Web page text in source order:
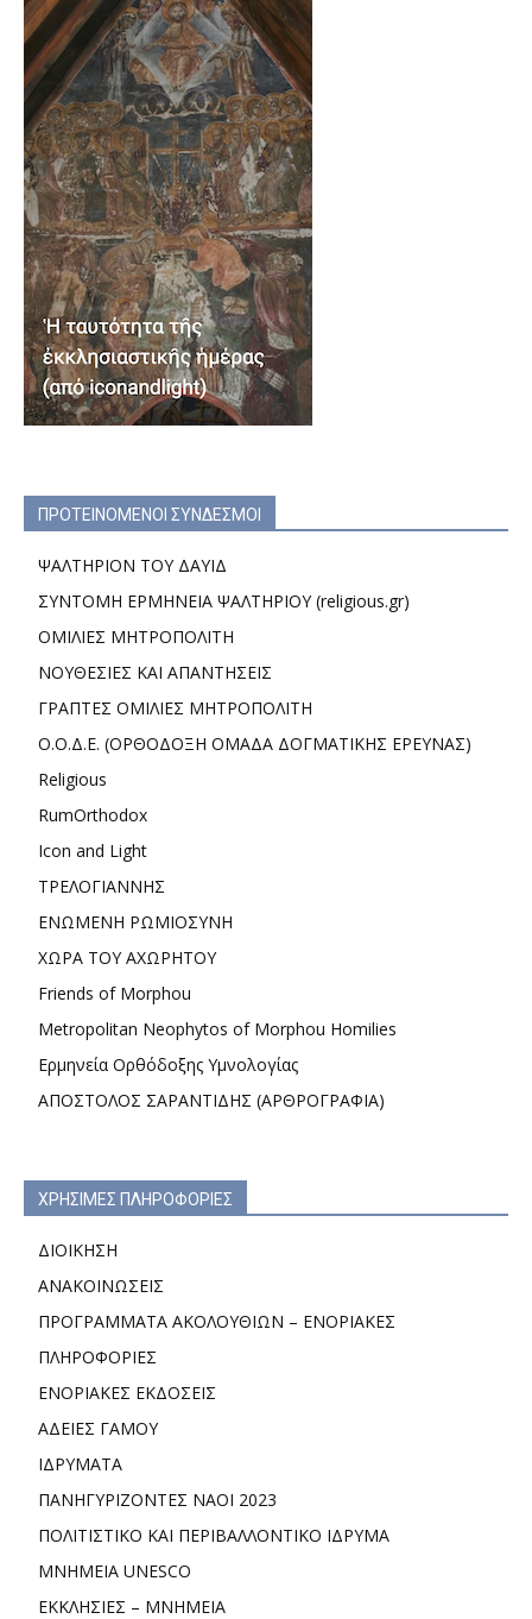
ΠΡΟΤΕΙΝΟΜΕΝΟΙ ΣΥΝΔΕΣΜΟΙ
ΨΑΛΤΗΡΙΟΝ ΤΟΥ ΔΑΥΙΔ
ΣΥΝΤΟΜΗ ΕΡΜΗΝΕΙΑ ΨΑΛΤΗΡΙΟΥ (religious.gr)
ΟΜΙΛΙΕΣ ΜΗΤΡΟΠΟΛΙΤΗ
ΝΟΥΘΕΣΙΕΣ ΚΑΙ ΑΠΑΝΤΗΣΕΙΣ
ΓΡΑΠΤΕΣ ΟΜΙΛΙΕΣ ΜΗΤΡΟΠΟΛΙΤΗ
Ο.Ο.Δ.Ε. (ΟΡΘΟΔΟΞΗ ΟΜΑΔΑ ΔΟΓΜΑΤΙΚΗΣ ΕΡΕΥΝΑΣ)
Religious
RumOrthodox
Icon and Light
ΤΡΕΛΟΓΙΑΝΝΗΣ
ΕΝΩΜΕΝΗ ΡΩΜΙΟΣΥΝΗ
ΧΩΡΑ ΤΟΥ ΑΧΩΡΗΤΟΥ
Friends of Morphou
Metropolitan Neophytos of Morphou Homilies
Ερμηνεία Ορθόδοξης Υμνολογίας
ΑΠΟΣΤΟΛΟΣ ΣΑΡΑΝΤΙΔΗΣ (ΑΡΘΡΟΓΡΑΦΙΑ)
ΧΡΗΣΙΜΕΣ ΠΛΗΡΟΦΟΡΙΕΣ
ΔΙΟΙΚΗΣΗ
ΑΝΑΚΟΙΝΩΣΕΙΣ
ΠΡΟΓΡΑΜΜΑΤΑ ΑΚΟΛΟΥΘΙΩΝ – ΕΝΟΡΙΑΚΕΣ
ΠΛΗΡΟΦΟΡΙΕΣ
ΕΝΟΡΙΑΚΕΣ ΕΚΔΟΣΕΙΣ
ΑΔΕΙΕΣ ΓΑΜΟΥ
ΙΔΡΥΜΑΤΑ
ΠΑΝΗΓΥΡΙΖΟΝΤΕΣ ΝΑΟΙ 2023
ΠΟΛΙΤΙΣΤΙΚΟ ΚΑΙ ΠΕΡΙΒΑΛΛΟΝΤΙΚΟ ΙΔΡΥΜΑ
ΜΝΗΜΕΙΑ UNESCO
ΕΚΚΛΗΣΙΕΣ – ΜΝΗΜΕΙΑ